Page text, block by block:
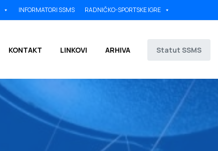
INFORMATORI SSMS RADNIČKO-SPORTSKE IGRE
KONTAKT LINKOVI ARHIVA Statut SSMS